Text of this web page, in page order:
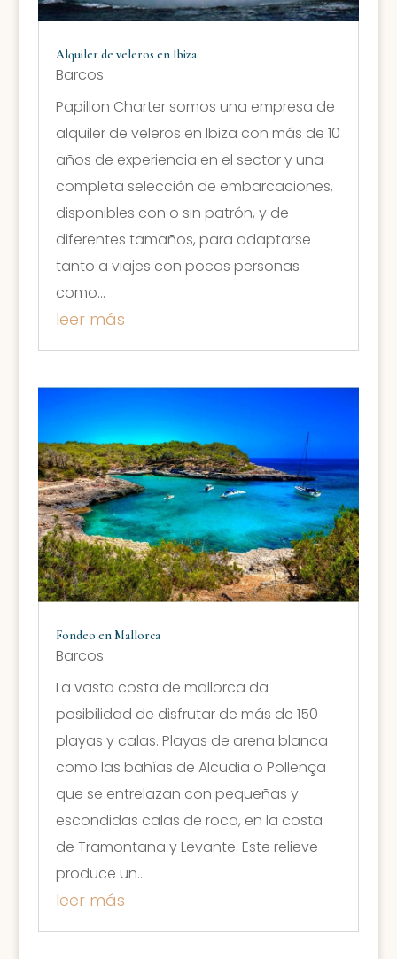
Alquiler de veleros en Ibiza
Barcos
Papillon Charter somos una empresa de
alquiler de veleros en Ibiza con más de 10
años de experiencia en el sector y una
completa selección de embarcaciones,
disponibles con o sin patrón, y de
diferentes tamaños, para adaptarse
tanto a viajes con pocas personas
como...
leer más
Fondeo en Mallorca
Barcos
La vasta costa de mallorca da
posibilidad de disfrutar de más de 150
playas y calas. Playas de arena blanca
como las bahías de Alcudia o Pollença
que se entrelazan con pequeñas y
escondidas calas de roca, en la costa
de Tramontana y Levante. Este relieve
produce un...
leer más